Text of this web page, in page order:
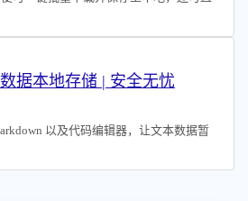
据本地存储 | 安全无忧
以及代码编辑器，让文本数据暂